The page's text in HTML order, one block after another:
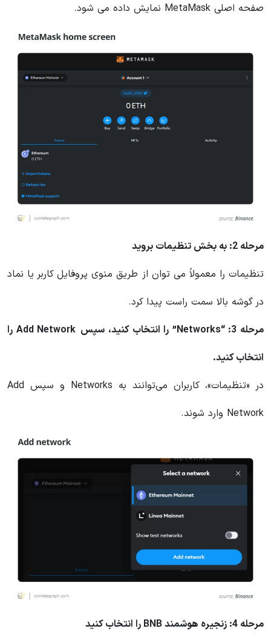
صفحه اصلی MetaMask نمایش داده می شود.
مرحله 2: به بخش تنظیمات بروید
تنظیمات را معمولاً می توان از طریق منوی پروفایل کاربر یا نماد
در گوشه بالا سمت راست پیدا کرد.
مرحله 3: “Networks” را انتخاب کنید، سپس Add Network را
انتخاب کنید.
در «تنظیمات»، کاربران می‌توانند به Networks و سپس Add
Network وارد شوند.
مرحله 4: زنجیره هوشمند BNB را انتخاب کنید